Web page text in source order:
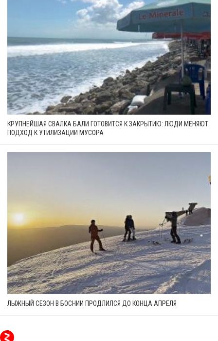
КРУПНЕЙШАЯ СВАЛКА БАЛИ ГОТОВИТСЯ К ЗАКРЫТИЮ: ЛЮДИ МЕНЯЮТ
ПОДХОД К УТИЛИЗАЦИИ МУСОРА
ЛЫЖНЫЙ СЕЗОН В БОСНИИ ПРОДЛИЛСЯ ДО КОНЦА АПРЕЛЯ